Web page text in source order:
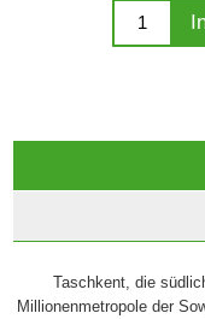
Taschkent, die
Millionenmetropole der